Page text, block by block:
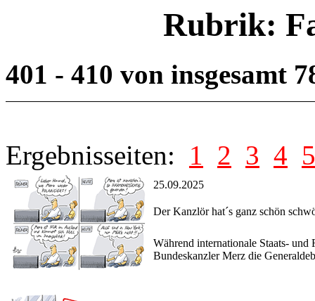
Rubrik:
401 - 410 von insgesamt
Ergebnisseiten: 1 2 3 4 5
25.09.2025
Der Kanzlör hat´s ganz schön
Während internationale Staats-
Bundeskanzler Merz die